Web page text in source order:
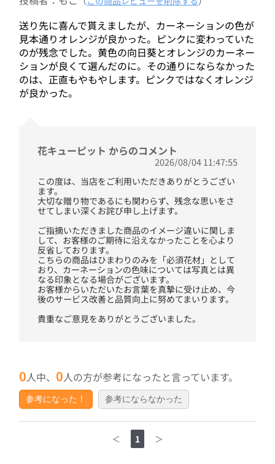
送り先に喜んで貰えましたが、カーネーションの色が
見本通りオレンジが良かった。ピンクに変わっていた
のが残念でした。黄色の向日葵とオレンジのカーネー
ションが良くて選んだのに。その通りにならなかった
のは、正直もやもやします。ピンクではなくオレンジ
が良かった。
花キューピット からのコメント
2026/08/04 11:47:55
この度は、当店をご利用いただきありがとうござい
ます。
大切な贈り物であるにも関わらず、残念な思いをさ
せてしまい深くお詫び申し上げます。
ご指摘いただきました商品のイメージ違いに関しま
して、お客様のご期待に沿えなかったことを心より
反省しております。
こちらの商品はひまわりのみを「必須花材」として
おり、カーネーションの色味については写真とは異
なる印象となる場合がございます。
お客様からいただいたお言葉を真摯に受け止め、今
後のサービス改善と品質向上に努めてまいります。
貴重なご意見をありがとうございました。
0人中、0人の方が参考になったと言っています。
参考になった！ 参考にならなかった
＜ 1 ＞